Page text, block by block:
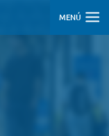
MENÚ